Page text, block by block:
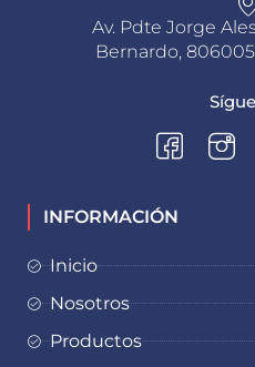
Av. Pdte Jorge
Bernardo,
INFORMACIÓN
Inicio
Nosotros
Productos